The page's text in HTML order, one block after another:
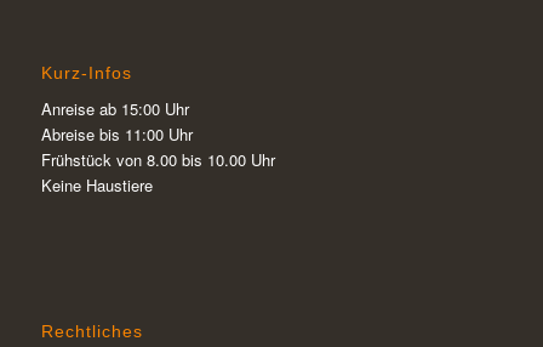
Kurz-Infos
Anreise ab 15:00 Uhr
Abreise bis 11:00 Uhr
Frühstück von 8.00 bis 10.00 Uhr
Keine Haustiere
Rechtliches